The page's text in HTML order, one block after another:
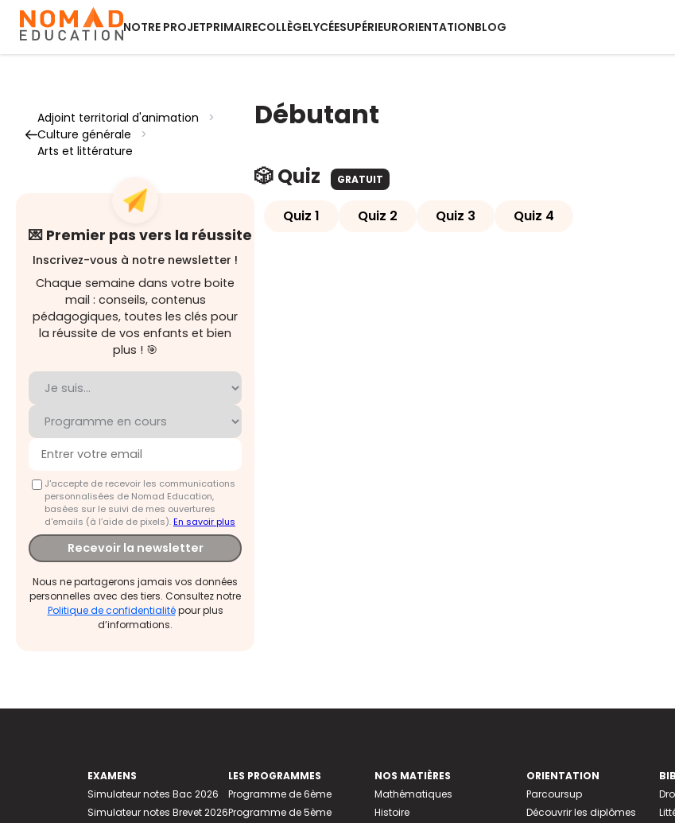
NOTRE PROJETPRIMAIRECOLLÈGELYCÉESUPÉRIEURORIENTATIONBLOG
Adjoint territorial d'animation
>
Culture générale
>
Arts et littérature
💌 Premier pas vers la réussite
Inscrivez-vous à notre newsletter !
Chaque semaine dans votre boite
mail : conseils, contenus
pédagogiques, toutes les clés pour
la réussite de vos enfants et bien
plus ! 🎯
J'accepte de recevoir les communications
personnalisées de Nomad Education,
basées sur le suivi de mes ouvertures
d'emails (à l’aide de pixels).En savoir plus
Recevoir la newsletter
Nous ne partagerons jamais vos données
personnelles avec des tiers. Consultez notre
Politique de confidentialitépour plus
d’informations.
Débutant
🎲 Quiz GRATUIT
Quiz 1 Quiz 2 Quiz 3 Quiz 4
EXAMENS
Simulateur notes Bac 2026
Simulateur notes Brevet 2026
LES PROGRAMMES
Programme de 6ème
Programme de 5ème
NOS MATIÈRES
Mathématiques
Histoire
ORIENTATION
Parcoursup
Découvrir les diplômes